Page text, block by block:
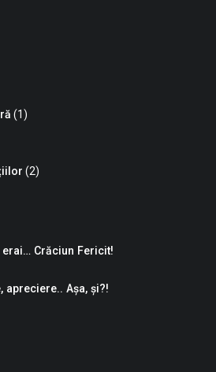
(1)
(2)
erai… Crăciun Fericit!
apreciere.. Așa, și?!